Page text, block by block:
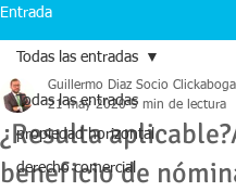
Entrada
Todas las entradas
propiedad horizontal
derecho comercial
Todas las entradas
¿Resulta
beneficio de
Guillermo Diaz Socio
21 may 2020 5 min de lectura